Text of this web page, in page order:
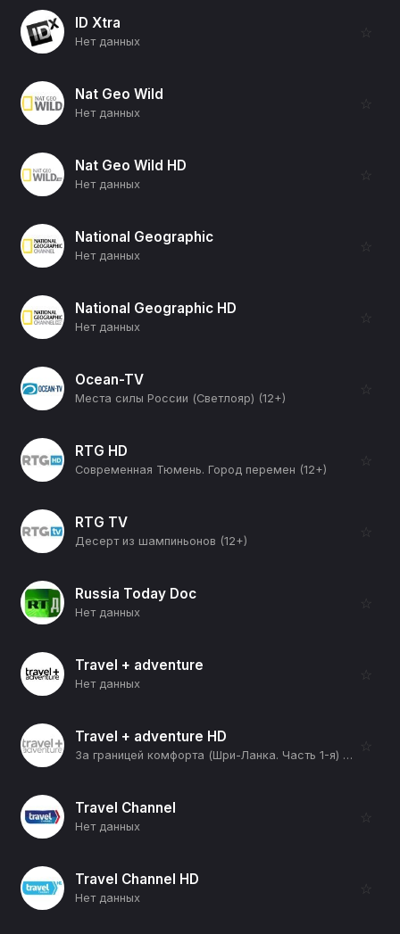
ID Xtra
Нет данных
☆
Nat Geo Wild
Нет данных
☆
Nat Geo Wild HD
Нет данных
☆
National Geographic
Нет данных
☆
National Geographic HD
Нет данных
☆
Ocean-TV
Места силы России (Светлояр) (12+)
☆
RTG HD
Современная Тюмень. Город перемен (12+)
☆
RTG TV
Десерт из шампиньонов (12+)
☆
Russia Today Doc
Нет данных
☆
Travel + adventure
Нет данных
☆
Travel + adventure HD
За границей комфорта (Шри-Ланка. Часть 1-я) (12+)
☆
Travel Channel
Нет данных
☆
Travel Channel HD
Нет данных
☆